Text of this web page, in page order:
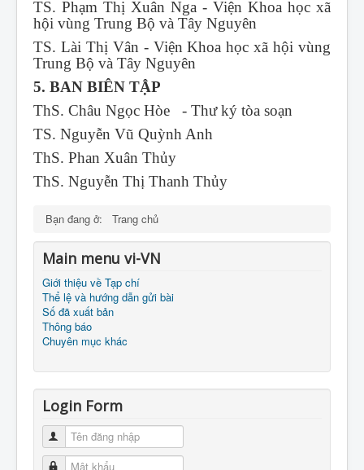
TS. Phạm Thị Xuân Nga - Viện Khoa học xã
hội vùng Trung Bộ và Tây Nguyên
TS. Lài Thị Vân - Viện Khoa học xã hội vùng
Trung Bộ và Tây Nguyên
5. BAN BIÊN TẬP
ThS. Châu Ngọc Hòe - Thư ký tòa soạn
TS. Nguyễn Vũ Quỳnh Anh
ThS. Phan Xuân Thủy
ThS. Nguyễn Thị Thanh Thủy
Bạn đang ở: Trang chủ
Main menu vi-VN
Giới thiệu về Tạp chí
Thể lệ và hướng dẫn gửi bài
Số đã xuất bản
Thông báo
Chuyên mục khác
Login Form
Tên đăng nhập
Mật khẩu